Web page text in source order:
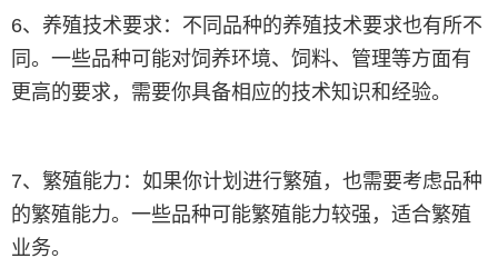
6、养殖技术要求：不同品种的养殖技术要求也有所不
同。一些品种可能对饲养环境、饲料、管理等方面有
更高的要求，需要你具备相应的技术知识和经验。
7、繁殖能力：如果你计划进行繁殖，也需要考虑品种
的繁殖能力。一些品种可能繁殖能力较强，适合繁殖
业务。